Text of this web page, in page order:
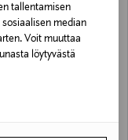
tallentamisen
median
Voit muuttaa
löytyvästä